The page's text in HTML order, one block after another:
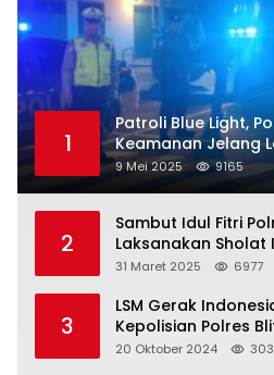
1
Patroli Blue Light,
Keamanan Jelang
9 Mei 2025 9165
2
Sambut Idul Fitri
Laksanakan Sholat
Halalbihalal
31 Maret 2025 6977
3
LSM Gerak
Kepolisian Polres
Polri” Harus
20 Oktober 2024